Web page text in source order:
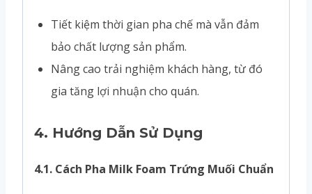
Tiết kiệm thời gian pha chế mà vẫn đảm
bảo chất lượng sản phẩm.
Nâng cao trải nghiệm khách hàng, từ đó
gia tăng lợi nhuận cho quán.
4. Hướng Dẫn Sử Dụng
4.1. Cách Pha Milk Foam Trứng Muối Chuẩn